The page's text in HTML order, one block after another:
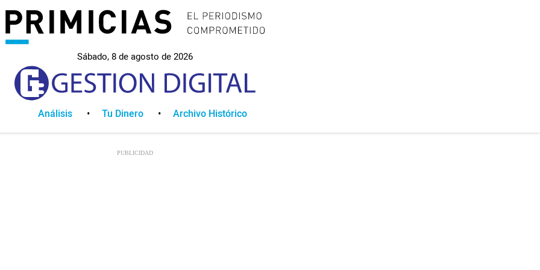
Sábado, 8 de agosto de 2026
Análisis Tu Dinero Archivo Histórico